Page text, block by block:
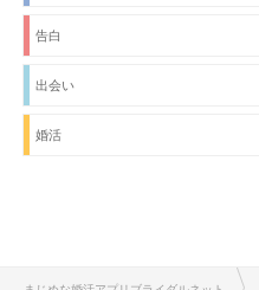
告白
出会い
婚活